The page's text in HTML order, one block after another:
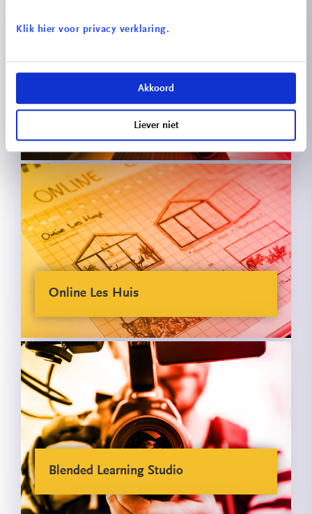
Klik hier voor privacy verklaring.
Akkoord
Liever niet
Double-U Telepresence Robot
Online Les Huis
Blended Learning Studio